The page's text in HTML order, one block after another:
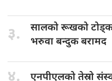
३. सालको रूखको
भरुवा बन्दुक बरामद
एनपीएलको तेस्रो